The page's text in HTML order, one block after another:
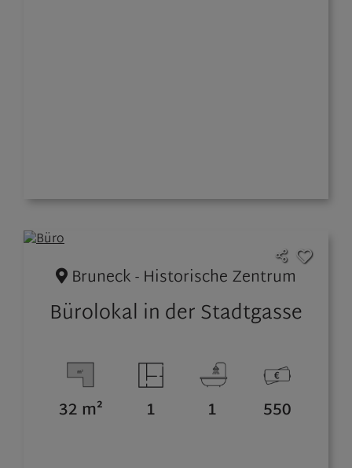
Bruneck - Historische Zentrum
Bürolokal in der Stadtgasse
32 m² 1 1 550